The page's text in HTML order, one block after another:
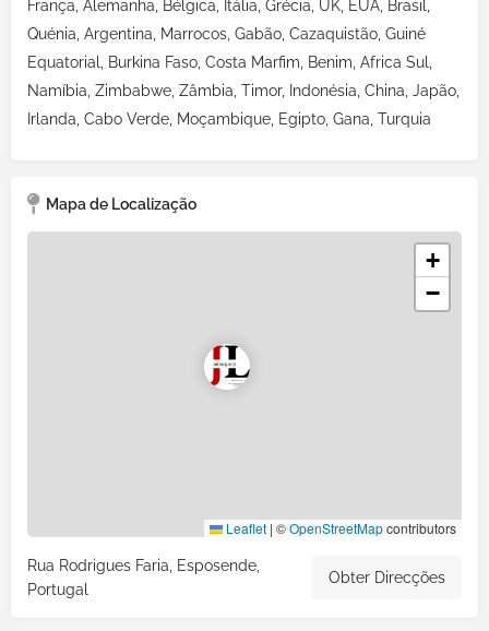
França, Alemanha, Bélgica, Itália, Grécia, UK, EUA, Brasil,
Quénia, Argentina, Marrocos, Gabão, Cazaquistão, Guiné
Equatorial, Burkina Faso, Costa Marfim, Benim, Africa Sul,
Namíbia, Zimbabwe, Zâmbia, Timor, Indonésia, China, Japão,
Irlanda, Cabo Verde, Moçambique, Egipto, Gana, Turquia
Mapa de Localização
+
−
Leaflet | ©OpenStreetMapcontributors
Rua Rodrigues Faria, Esposende,
Portugal
Obter Direcções